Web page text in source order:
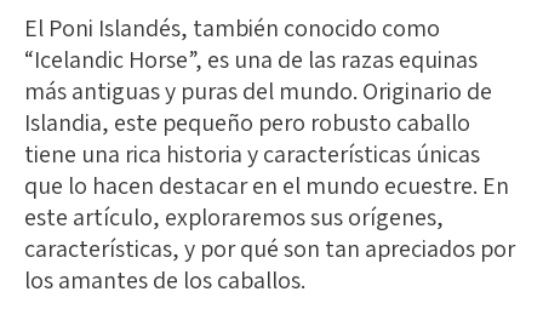
El Poni Islandés, también conocido como
“Icelandic Horse”, es una de las razas equinas
más antiguas y puras del mundo. Originario de
Islandia, este pequeño pero robusto caballo
tiene una rica historia y características únicas
que lo hacen destacar en el mundo ecuestre. En
este artículo, exploraremos sus orígenes,
características, y por qué son tan apreciados por
los amantes de los caballos.